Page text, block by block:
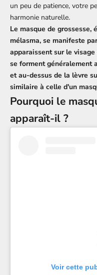
un peu de patience, votre
harmonie naturelle.
Le masque de grossesse,
mélasma, se manifeste
apparaissent sur le
se forment généralement
et au-dessus de la lèvre
similaire à celle d'un
Pourquoi le
apparaît-il ?
Voir cette